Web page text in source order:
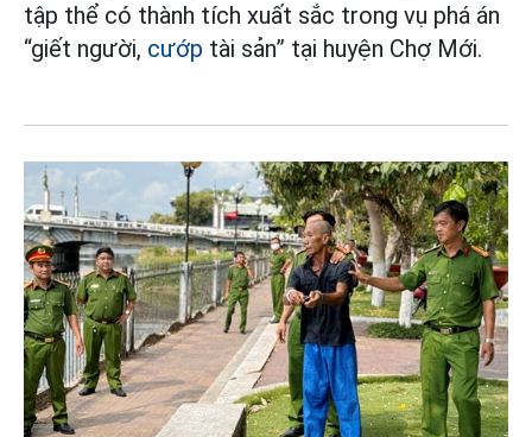
tập thể có thành tích xuất sắc trong vụ phá án
“giết người, cướp tài sản” tại huyện Chợ Mới.